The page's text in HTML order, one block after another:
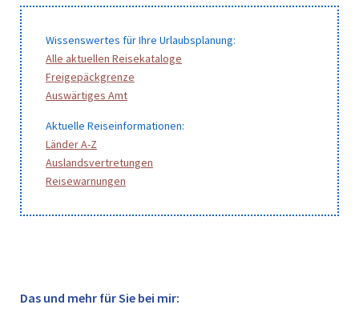
Wissenswertes für Ihre Urlaubsplanung:
Alle aktuellen Reisekataloge
Freigepäckgrenze
Auswärtiges Amt
Aktuelle Reiseinformationen:
Länder A-Z
Auslandsvertretungen
Reisewarnungen
Das und mehr für Sie bei mir: